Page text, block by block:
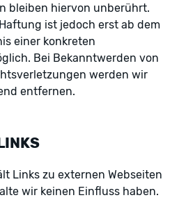
bleiben hiervon unberührt.
ist jedoch erst ab dem
einer konkreten
Bei Bekanntwerden von
werden wir
entfernen.
Links zu externen Webseiten
wir keinen Einfluss haben.